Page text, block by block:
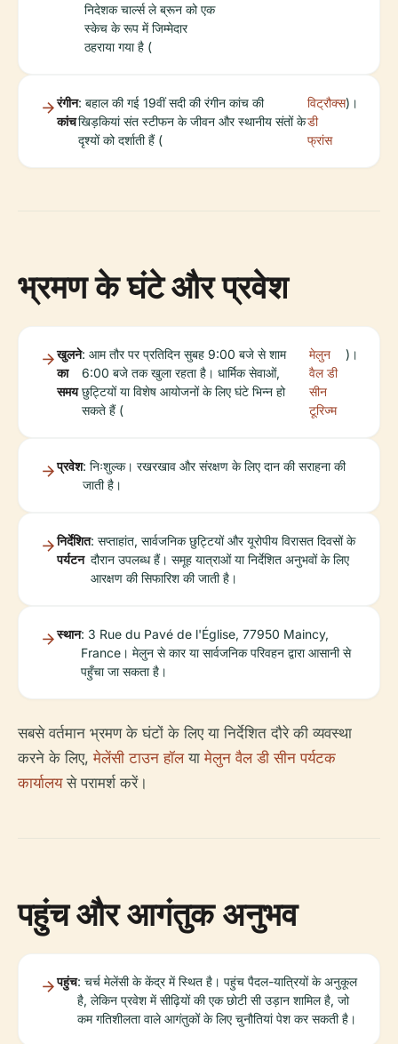
निदेशक चार्ल्स ले ब्रून को एक
स्केच के रूप में जिम्मेदार
ठहराया गया है (
रंगीन
कांच
: बहाल की गई 19वीं सदी की रंगीन कांच की
खिड़कियां संत स्टीफन के जीवन और स्थानीय संतों के
दृश्यों को दर्शाती हैं (
विट्रौक्स
डी
फ्रांस
)।
भ्रमण के घंटे और प्रवेश
खुलने
का
समय
: आम तौर पर प्रतिदिन सुबह 9:00 बजे से शाम
6:00 बजे तक खुला रहता है। धार्मिक सेवाओं,
छुट्टियों या विशेष आयोजनों के लिए घंटे भिन्न हो
सकते हैं (
मेलुन
वैल डी
सीन
टूरिज्म
)।
प्रवेश: निःशुल्क। रखरखाव और संरक्षण के लिए दान की सराहना की
जाती है।
निर्देशित
पर्यटन
: सप्ताहांत, सार्वजनिक छुट्टियों और यूरोपीय विरासत दिवसों के
दौरान उपलब्ध हैं। समूह यात्राओं या निर्देशित अनुभवों के लिए
आरक्षण की सिफारिश की जाती है।
स्थान: 3 Rue du Pavé de l'Église, 77950 Maincy,
France। मेलुन से कार या सार्वजनिक परिवहन द्वारा आसानी से
पहुँचा जा सकता है।
सबसे वर्तमान भ्रमण के घंटों के लिए या निर्देशित दौरे की व्यवस्था
करने के लिए,मेलेंसी टाउन हॉलयामेलुन वैल डी सीन पर्यटक
कार्यालयसे परामर्श करें।
पहुंच और आगंतुक अनुभव
पहुंच: चर्च मेलेंसी के केंद्र में स्थित है। पहुंच पैदल-यात्रियों के अनुकूल
है, लेकिन प्रवेश में सीढ़ियों की एक छोटी सी उड़ान शामिल है, जो
कम गतिशीलता वाले आगंतुकों के लिए चुनौतियां पेश कर सकती है।